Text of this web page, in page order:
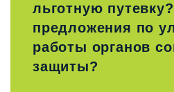
льготную
предложения по
работы органов
защиты?